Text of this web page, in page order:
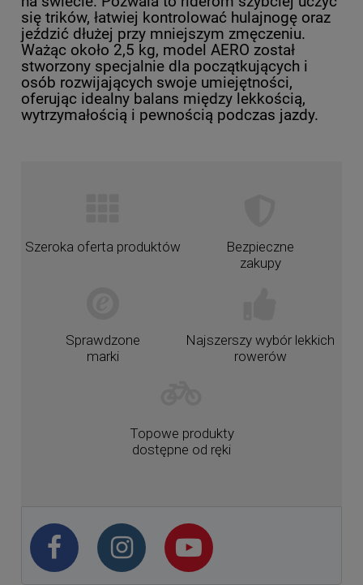
się trików, łatwiej kontrolować hulajnogę oraz
jeździć dłużej przy mniejszym zmęczeniu.
Ważąc około 2,5 kg, model AERO został
stworzony specjalnie dla początkujących i
osób rozwijających swoje umiejętności,
oferując idealny balans między lekkością,
wytrzymałością i pewnością podczas jazdy.
Szeroka oferta produktów
Bezpieczne
zakupy
Sprawdzone
marki
Najszerszy wybór lekkich
rowerów
Topowe produkty
dostępne od ręki